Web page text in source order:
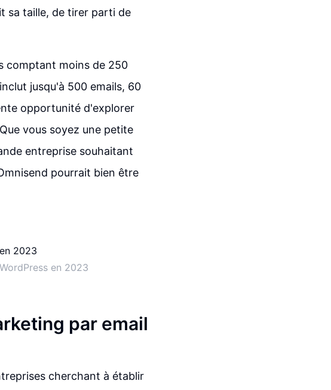
sa taille, de tirer parti de
comptant moins de 250
jusqu'à 500 emails, 60
opportunité d'explorer
vous soyez une petite
entreprise souhaitant
pourrait bien être
en 2023
par email
cherchant à établir